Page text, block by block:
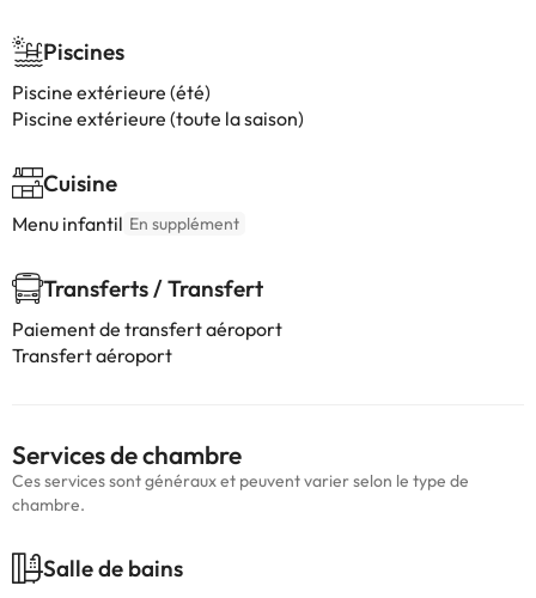
Piscines
Piscine extérieure (été)
Piscine extérieure (toute la saison)
Cuisine
Menu infantil En supplément
Transferts / Transfert
Paiement de transfert aéroport
Transfert aéroport
Services de chambre
Ces services sont généraux et peuvent varier selon le type de
chambre.
Salle de bains